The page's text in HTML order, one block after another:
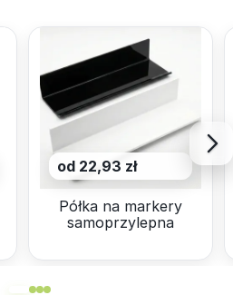
od 22,93 zł
Półka na markery
samoprzylepna